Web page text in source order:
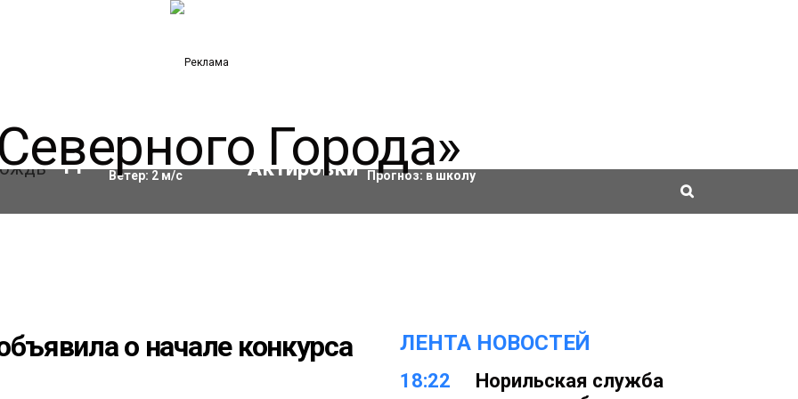
11 °C Влажность:97%
Ветер: 2м/с
Актировки
Прогноз: в школу
о начале конкурса
ЛЕНТА НОВОСТЕЙ
18:22
Норильская служба